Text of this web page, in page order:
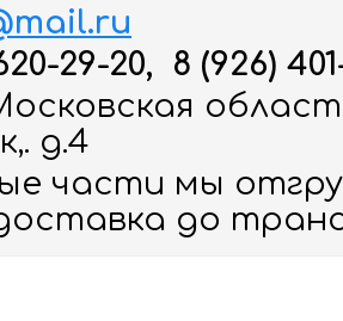
29-20, 8 (926)
Московская
д.4
части мы
до